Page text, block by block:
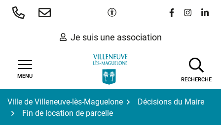
Aller
Paramètres d'accessibilité
Lien vers le
Lien vers
Lien
Je suis une association
MENU
RECHERCHE
Ville de Villeneuve-lès-Maguelone
Décisions du Maire
Fin de location de parcelle